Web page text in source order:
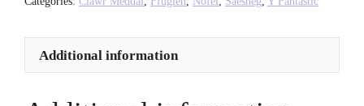
quantity
Additional information